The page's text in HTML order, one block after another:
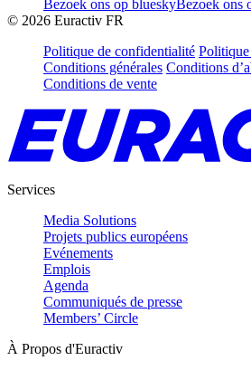
Bezoek ons op blueskyBezoek ons
© 2026 Euractiv FR
Politique de confidentialité
Conditions générales Conditions
Conditions de vente
Services
Media Solutions
Projets publics européens
Evénements
Emplois
Agenda
Communiqués de presse
Members’ Circle
À Propos d'Euractiv